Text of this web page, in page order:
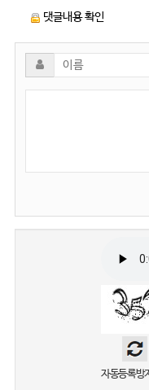
댓글내용 확인
자동등록방